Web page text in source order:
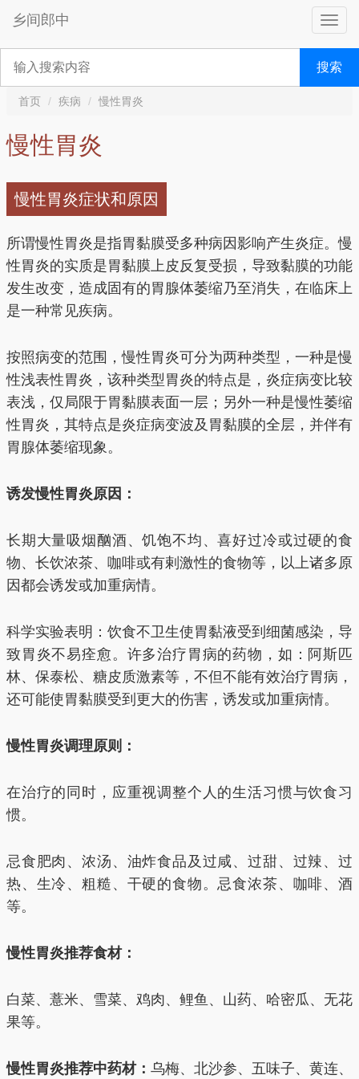
乡间郎中
搜索
首页 疾病 慢性胃炎
慢性胃炎
慢性胃炎症状和原因
所谓慢性胃炎是指胃黏膜受多种病因影响产生炎症。慢
性胃炎的实质是胃黏膜上皮反复受损，导致黏膜的功能
发生改变，造成固有的胃腺体萎缩乃至消失，在临床上
是一种常见疾病。
按照病变的范围，慢性胃炎可分为两种类型，一种是慢
性浅表性胃炎，该种类型胃炎的特点是，炎症病变比较
表浅，仅局限于胃黏膜表面一层；另外一种是慢性萎缩
性胃炎，其特点是炎症病变波及胃黏膜的全层，并伴有
胃腺体萎缩现象。
诱发慢性胃炎原因：
长期大量吸烟酗酒、饥饱不均、喜好过冷或过硬的食
物、长饮浓茶、咖啡或有剌激性的食物等，以上诸多原
因都会诱发或加重病情。
科学实验表明：饮食不卫生使胃黏液受到细菌感染，导
致胃炎不易痊愈。许多治疗胃病的药物，如：阿斯匹
林、保泰松、糖皮质激素等，不但不能有效治疗胃病，
还可能使胃黏膜受到更大的伤害，诱发或加重病情。
慢性胃炎调理原则：
在治疗的同时，应重视调整个人的生活习惯与饮食习
惯。
忌食肥肉、浓汤、油炸食品及过咸、过甜、过辣、过
热、生冷、粗糙、干硬的食物。忌食浓茶、咖啡、酒
等。
慢性胃炎推荐食材：
白菜、薏米、雪菜、鸡肉、鲤鱼、山药、哈密瓜、无花
果等。
慢性胃炎推荐中药材： 乌梅、北沙参、五味子、黄连、